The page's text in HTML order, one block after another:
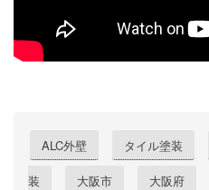
ALC外壁 タイル塗装
装 大阪市 大阪府